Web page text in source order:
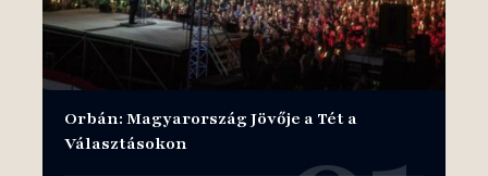
Orbán: Magyarország Jövője a Tét a
Választásokon